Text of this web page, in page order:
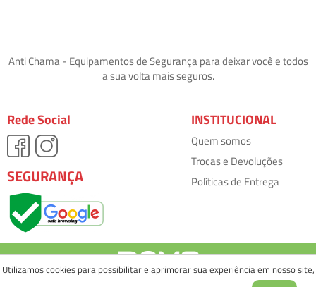
Utilizamos cookies para possibilitar e aprimorar sua experiência em nosso site,
Anti Chama - Equipamentos de Segurança para deixar você e todos
a sua volta mais seguros.
Rede Social
SEGURANÇA
INSTITUCIONAL
Quem somos
Trocas e Devoluções
Políticas de Entrega